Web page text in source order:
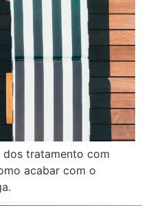
tratamento com
acabar com o